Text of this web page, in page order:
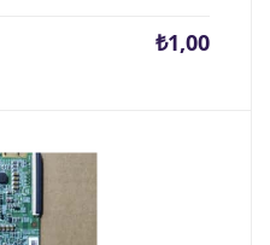
₺1,00